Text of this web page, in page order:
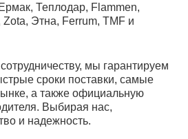
Теплодар, Flammen,
Zota, Этна, Ferrum, TMF и
мы гарантируем
сроки поставки, самые
а также официальную
Выбирая нас,
и надежность.